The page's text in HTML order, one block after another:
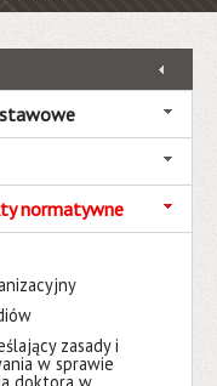
normatywne
zasady i
w sprawie